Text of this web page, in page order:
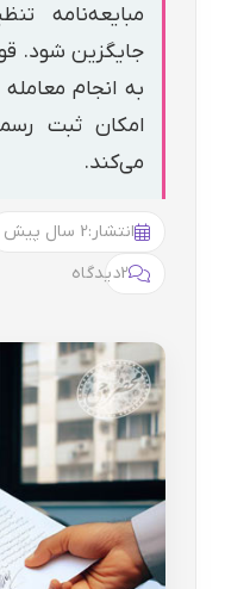
مبایعه‌نامه
جایگزین شود.
به انجام
امکان ثبت
می‌کند.
انتشار:2 سال پیش
2دیدگاه